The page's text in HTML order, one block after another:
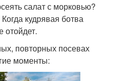
салат с морковью?
кудрявая ботва
отойдет.
повторных посевах
моменты: